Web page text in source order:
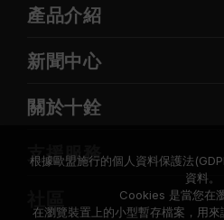
產品介紹
新聞中心
關於十銓
支援服務
根據歐盟施行的個人資料保護法
資料。
Cookies 是當您在
在瀏覽裝置上的小型暫存檔案，用來